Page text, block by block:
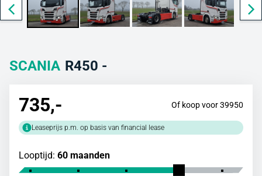
SCANIA R450 -
735,- Of koop voor 39950
Leaseprijs p.m. op basis van financial lease
Looptijd: 60 maanden